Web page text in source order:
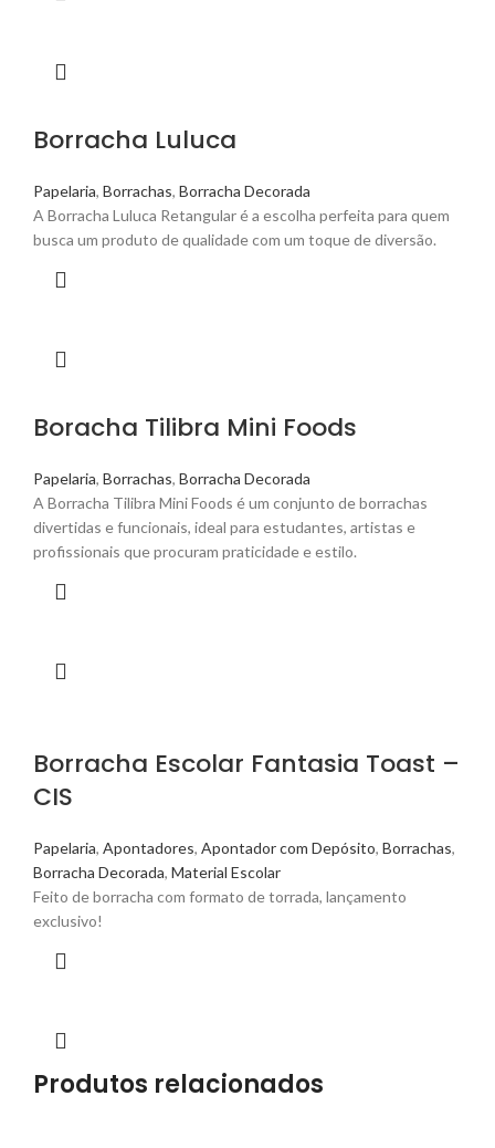
Borracha Luluca
Papelaria, Borrachas, Borracha Decorada
A Borracha Luluca Retangular é a escolha perfeita para quem
busca um produto de qualidade com um toque de diversão.
Boracha Tilibra Mini Foods
Papelaria, Borrachas, Borracha Decorada
A Borracha Tilibra Mini Foods é um conjunto de borrachas
divertidas e funcionais, ideal para estudantes, artistas e
profissionais que procuram praticidade e estilo.
Borracha Escolar Fantasia Toast –
CIS
Papelaria, Apontadores, Apontador com Depósito, Borrachas,
Borracha Decorada, Material Escolar
Feito de borracha com formato de torrada, lançamento
exclusivo!
Produtos relacionados